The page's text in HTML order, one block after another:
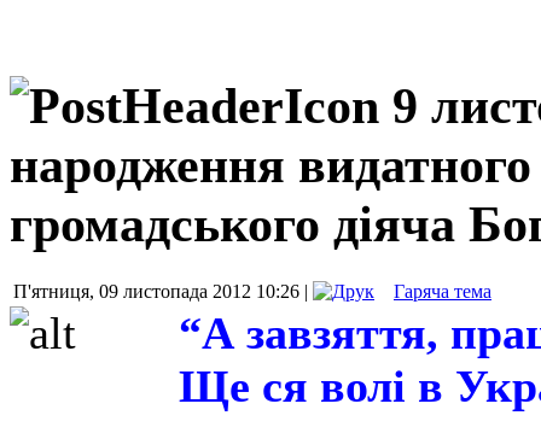
9
народження видатного
громадського діяча
П'ятниця, 09 листопада 2012 10:26 | Гаряча тема
“А завзяття,
Ще ся волі в